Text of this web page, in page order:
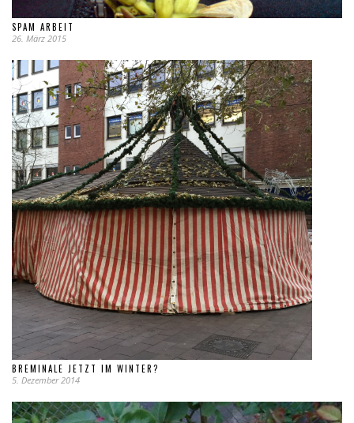
SPAM ARBEIT
26. März 2015
BREMINALE JETZT IM WINTER?
5. Dezember 2014